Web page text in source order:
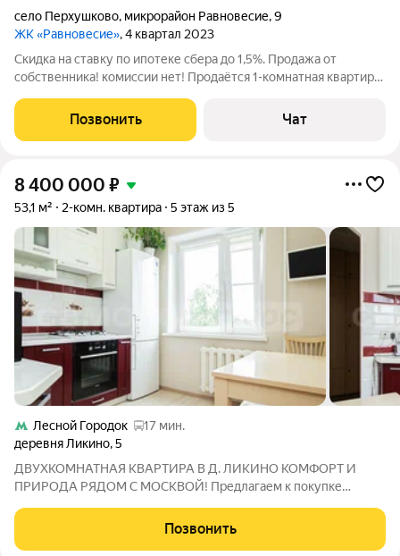
село Перхушково, микрорайон Равновесие,9
ЖК «Равновесие», 4 квартал 2023
Скидка на ставку по ипотеке сбера до 1,5%. Продажа от
собственника! комиссии нет! Продаётся 1-комнатная квартира
жилого квартала комфорт-класса Равновесие. Лоджия, окна во
двор. Собственность
Позвонить Чат
8 400 000 ₽
53,1 м² 2-комн. квартира 5 этаж из 5
Лесной Городок
17 мин.
деревня Ликино,5
ДВУХКОМНАТНАЯ КВАРТИРА В Д. ЛИКИНО КОМФОРТ И
ПРИРОДА РЯДОМ С МОСКВОЙ! Предлагаем к покупке
семьи, для жизни на природе и как
Позвонить